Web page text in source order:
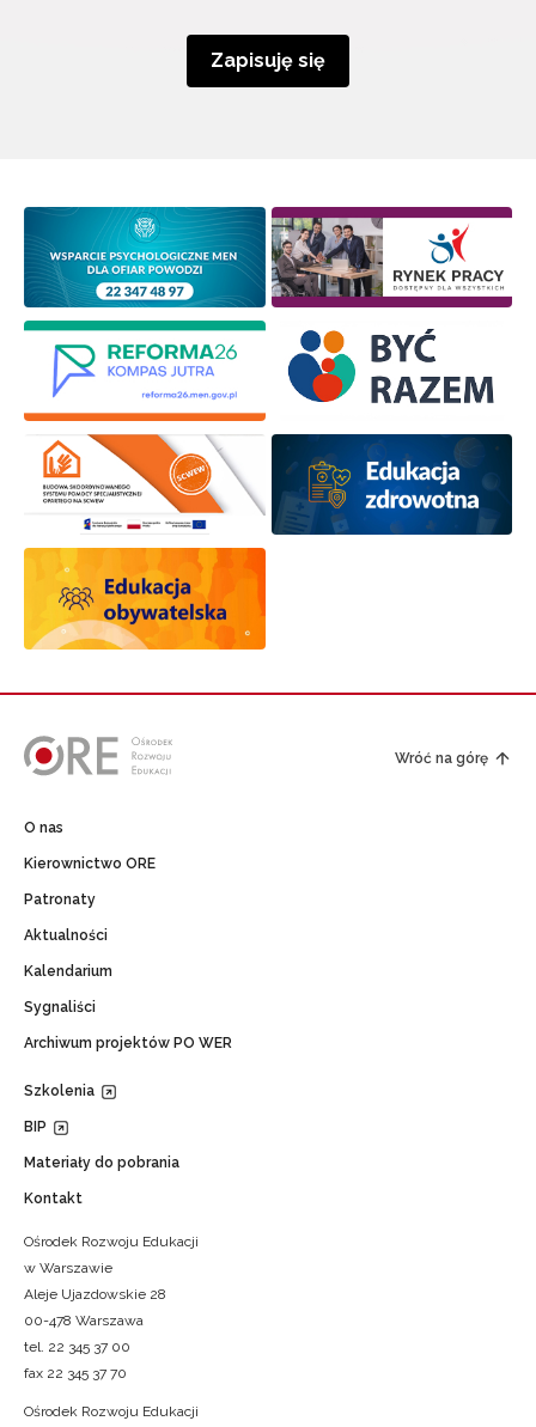
Zapisuję się
Wróć na górę
O nas
Kierownictwo ORE
Patronaty
Aktualności
Kalendarium
Sygnaliści
Archiwum projektów PO WER
Szkolenia
BIP
Materiały do pobrania
Kontakt
Ośrodek Rozwoju Edukacji
w Warszawie
Aleje Ujazdowskie 28
00-478 Warszawa
tel. 22 345 37 00
fax 22 345 37 70
Ośrodek Rozwoju Edukacji